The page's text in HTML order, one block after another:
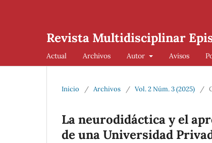
Revista Multidisciplinar
Actual Archivos Autor Avisos
Inicio / Archivos / Vol. 2 Núm. 3 (2025) /
La neurodidáctica y el
de una Universidad